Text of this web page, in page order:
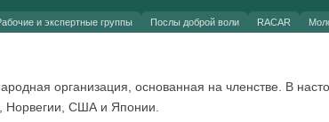
и экспертные группы Послы доброй воли RACAR
организация, основанная на членстве. В
Норвегии, США и Японии.